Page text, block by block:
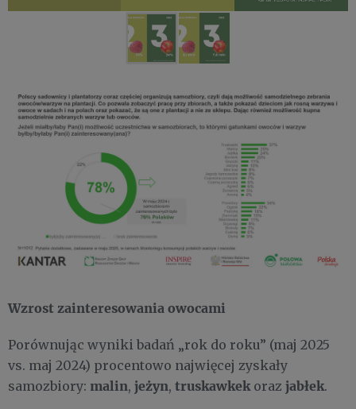
Wzrost zainteresowania owocami
Porównując wyniki badań „rok do roku” (maj 2025
vs. maj 2024) procentowo najwięcej zyskały
samozbiory: malin, jeżyn, truskawkek oraz jabłek.